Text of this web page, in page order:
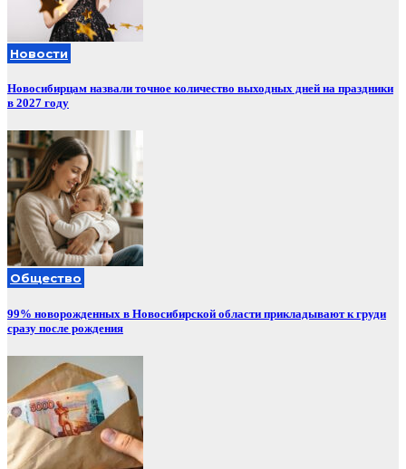
Новости
Новосибирцам назвали точное количество выходных дней на праздники
в 2027 году
Общество
99% новорожденных в Новосибирской области прикладывают к груди
сразу после рождения